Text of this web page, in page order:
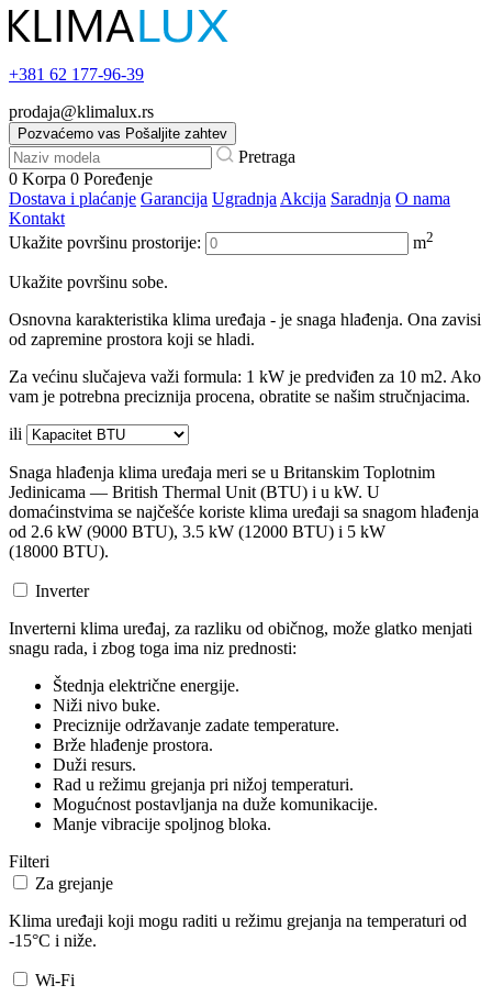
+381 62 177-96-39
prodaja@klimalux.rs
Pozvaćemo vas Pošaljite zahtev
Pretraga
0 Korpa 0 Poređenje
Dostava i plaćanje Garancija Ugradnja Akcija Saradnja O nama
Kontakt
Ukažite površinu prostorije:
m2
Ukažite površinu sobe.
Osnovna karakteristika klima uređaja - je snaga hlađenja. Ona zavisi
od zapremine prostora koji se hladi.
Za većinu slučajeva važi formula: 1 kW je predviđen za 10 m2. Ako
vam je potrebna preciznija procena, obratite se našim stručnjacima.
ili
Snaga hlađenja klima uređaja meri se u Britanskim Toplotnim
Jedinicama — British Thermal Unit (BTU) i u kW. U
domaćinstvima se najčešće koriste klima uređaji sa snagom hlađenja
od 2.6 kW (9000 BTU), 3.5 kW (12000 BTU) i 5 kW
(18000 BTU).
Inverter
Inverterni klima uređaj, za razliku od običnog, može glatko menjati
snagu rada, i zbog toga ima niz prednosti:
Štednja električne energije.
Niži nivo buke.
Preciznije održavanje zadate temperature.
Brže hlađenje prostora.
Duži resurs.
Rad u režimu grejanja pri nižoj temperaturi.
Mogućnost postavljanja na duže komunikacije.
Manje vibracije spoljnog bloka.
Filteri
Za grejanje
Klima uređaji koji mogu raditi u režimu grejanja na temperaturi od
-15°C i niže.
Wi-Fi